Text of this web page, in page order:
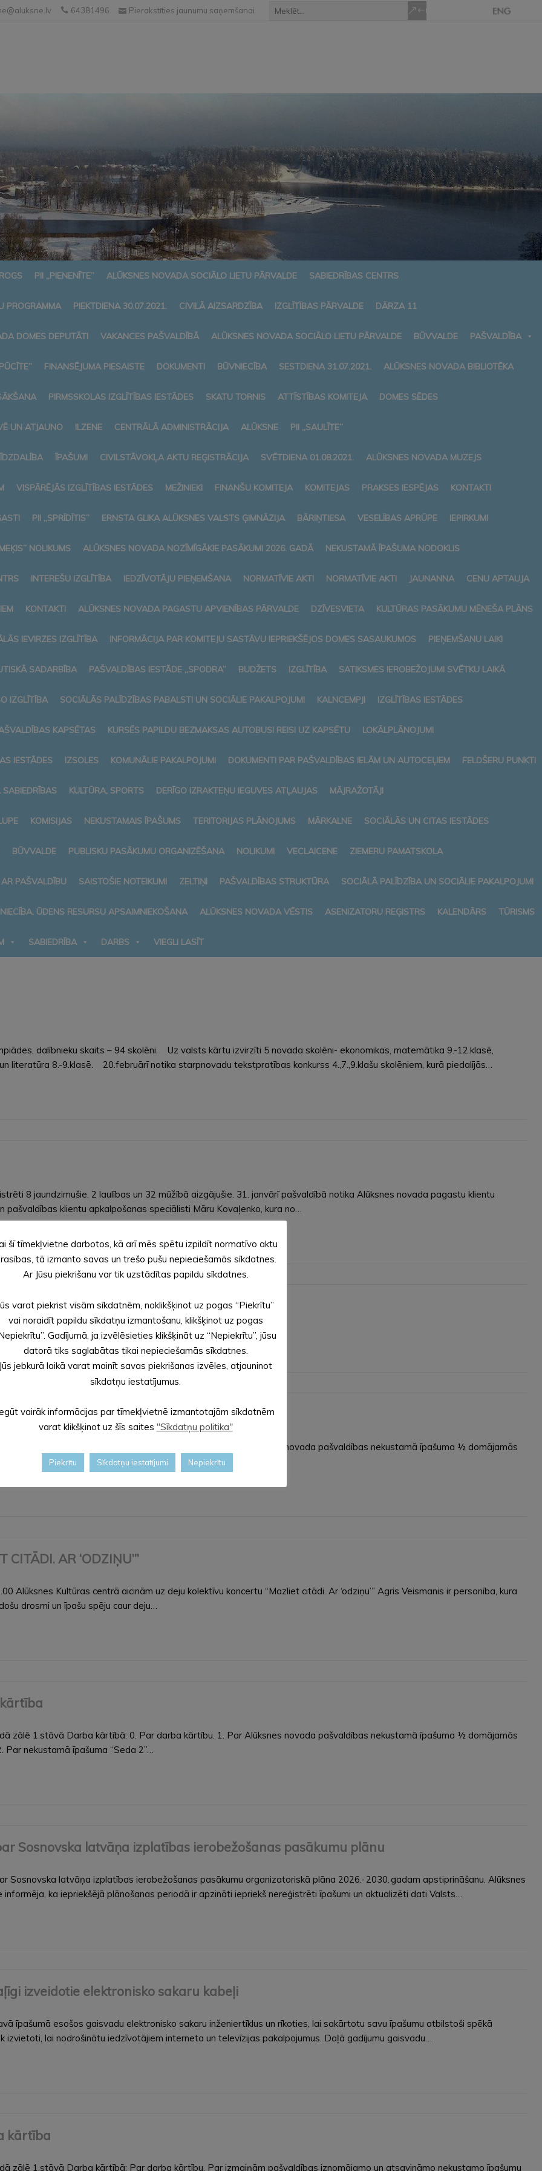
64381496 Pierakstīties jaunumu saņemšanai
PII „PIENENĪTE” ALŪKSNES NOVADA SOCIĀLO LIETU PĀRVALDE SABIEDRĪBAS CENTRS
PROGRAMMA PIEKTDIENA 30.07.2021. CIVILĀ AIZSARDZĪBA IZGLĪTĪBAS PĀRVALDE DĀRZA 11
DOMES DEPUTĀTI VAKANCES PAŠVALDĪBĀ ALŪKSNES NOVADA SOCIĀLO LIETU PĀRVALDE BŪVVALDE PAŠVALDĪBA
FINANSĒJUMA PIESAISTE DOKUMENTI BŪVNIECĪBA SESTDIENA 31.07.2021. ALŪKSNES NOVADA BIBLIOTĒKA
PIRMSSKOLAS IZGLĪTĪBAS IESTĀDES SKATU TORNIS ATTĪSTĪBAS KOMITEJA DOMES SĒDES
UN ATJAUNO ILZENE CENTRĀLĀ ADMINISTRĀCIJA ALŪKSNE PII „SAULĪTE”
ĪPAŠUMI CIVILSTĀVOKĻA AKTU REĢISTRĀCIJA SVĒTDIENA 01.08.2021. ALŪKSNES NOVADA MUZEJS
VISPĀRĒJĀS IZGLĪTĪBAS IESTĀDES MEŽINIEKI FINANŠU KOMITEJA KOMITEJAS PRAKSES IESPĒJAS KONTAKTI
PII „SPRĪDĪTIS” ERNSTA GLIKA ALŪKSNES VALSTS ĢIMNĀZIJA BĀRIŅTIESA VESELĪBAS APRŪPE IEPIRKUMI
NOLIKUMS ALŪKSNES NOVADA NOZĪMĪGĀKIE PASĀKUMI 2026. GADĀ NEKUSTAMĀ ĪPAŠUMA NODOKLIS
INTEREŠU IZGLĪTĪBA IEDZĪVOTĀJU PIEŅEMŠANA NORMATĪVIE AKTI NORMATĪVIE AKTI JAUNANNA CENU APTAUJA
KONTAKTI ALŪKSNES NOVADA PAGASTU APVIENĪBAS PĀRVALDE DZĪVESVIETA KULTŪRAS PASĀKUMU MĒNEŠA PLĀNS
IEVIRZES IZGLĪTĪBA INFORMĀCIJA PAR KOMITEJU SASTĀVU IEPRIEKŠĒJOS DOMES SASAUKUMOS PIEŅEMŠANU LAIKI
SADARBĪBA PAŠVALDĪBAS IESTĀDE „SPODRA” BUDŽETS IZGLĪTĪBA SATIKSMES IEROBEŽOJUMI SVĒTKU LAIKĀ
IZGLĪTĪBA SOCIĀLĀS PALĪDZĪBAS PABALSTI UN SOCIĀLIE PAKALPOJUMI KALNCEMPJI IZGLĪTĪBAS IESTĀDES
KAPSĒTAS KURSĒS PAPILDU BEZMAKSAS AUTOBUSI REISI UZ KAPSĒTU LOKĀLPLĀNOJUMI
IESTĀDES IZSOLES KOMUNĀLIE PAKALPOJUMI DOKUMENTI PAR PAŠVALDĪBAS IELĀM UN AUTOCEĻIEM FELDŠERU PUNKTI
SABIEDRĪBAS KULTŪRA, SPORTS DERĪGO IZRAKTEŅU IEGUVES ATĻAUJAS MĀJRAŽOTĀJI
KOMISIJAS NEKUSTAMAIS ĪPAŠUMS TERITORIJAS PLĀNOJUMS MĀRKALNE SOCIĀLĀS UN CITAS IESTĀDES
BŪVVALDE PUBLISKU PASĀKUMU ORGANIZĒŠANA NOLIKUMI VECLAICENE ZIEMERU PAMATSKOLA
PAŠVALDĪBU SAISTOŠIE NOTEIKUMI ZELTIŅI PAŠVALDĪBAS STRUKTŪRA SOCIĀLĀ PALĪDZĪBA UN SOCIĀLIE PAKALPOJUMI
ŪDENS RESURSU APSAIMNIEKOŠANA ALŪKSNES NOVADA VĒSTIS ASENIZATORU REĢISTRS KALENDĀRS TŪRISMS
SABIEDRĪBA DARBS VIEGLI LASĪT
dalībnieku skaits – 94 skolēni. Uz valsts kārtu izvirzīti 5 novada skolēni- ekonomikas, matemātika 9.-12.klasē,
literatūra 8.-9.klasē. 20.februārī notika starpnovadu tekstpratības konkurss 4.,7.,9.klašu skolēniem, kurā piedalījās…
8 jaundzimušie, 2 laulības un 32 mūžībā aizgājušie. 31. janvārī pašvaldībā notika Alūksnes novada pagastu klientu
klientu apkalpošanas speciālisti Māru Kovaļenko, kura no…
zālē 1.stāvā https://www.youtube.com/live/EQEpps3fDk8
zālē 1.stāvā Darba kārtībā: 0. Par darba kārtību. 1. Par Alūksnes novada pašvaldības nekustamā īpašuma ½ domājamās
2. Par nekustamā īpašuma “Seda…
AR ‘ODZIŅU’”
Alūksnes Kultūras centrā aicinām uz deju kolektīvu koncertu “Mazliet citādi. Ar ‘odziņu’” Agris Veismanis ir personība, kura
drosmi un īpašu spēju caur deju…
zālē 1.stāvā Darba kārtībā: 0. Par darba kārtību. 1. Par Alūksnes novada pašvaldības nekustamā īpašuma ½ domājamās
Par nekustamā īpašuma “Seda 2”…
Sosnovska latvāņa izplatības ierobežošanas pasākumu plānu
latvāņa izplatības ierobežošanas pasākumu organizatoriskā plāna 2026.- 2030. gadam apstiprināšanu. Alūksnes
ka iepriekšējā plānošanas periodā ir apzināti iepriekš nereģistrēti īpašumi un aktualizēti dati Valsts…
izveidotie elektronisko sakaru kabeļi
īpašumā esošos gaisvadu elektronisko sakaru inženiertīklus un rīkoties, lai sakārtotu savu īpašumu atbilstoši spēkā
izvietoti, lai nodrošinātu iedzīvotājiem interneta un televīzijas pakalpojumus. Daļā gadījumu gaisvadu…
kārtība
zālē 1.stāvā Darba kārtībā: Par darba kārtību. Par izmaiņām pašvaldības iznomājamo un atsavināmo nekustamo īpašumu
šī tīmekļvietne darbotos, kā arī mēs spētu izpildīt normatīvo aktu
tā izmanto savas un trešo pušu nepieciešamās sīkdatnes.
Ar Jūsu piekrišanu var tik uzstādītas papildu sīkdatnes.
varat piekrist visām sīkdatnēm, noklikšķinot uz pogas “Piekrītu”
vai noraidīt papildu sīkdatņu izmantošanu, klikšķinot uz pogas
Gadījumā, ja izvēlēsieties klikšķināt uz “Nepiekrītu”, jūsu
datorā tiks saglabātas tikai nepieciešamās sīkdatnes.
Jūs jebkurā laikā varat mainīt savas piekrišanas izvēles, atjauninot
sīkdatņu iestatījumus.
vairāk informācijas par tīmekļvietnē izmantotajām sīkdatnēm
varat klikšķinot uz šīs saites "Sīkdatņu politika"
Piekrītu Sīkdatņu iestatījumi Nepiekrītu